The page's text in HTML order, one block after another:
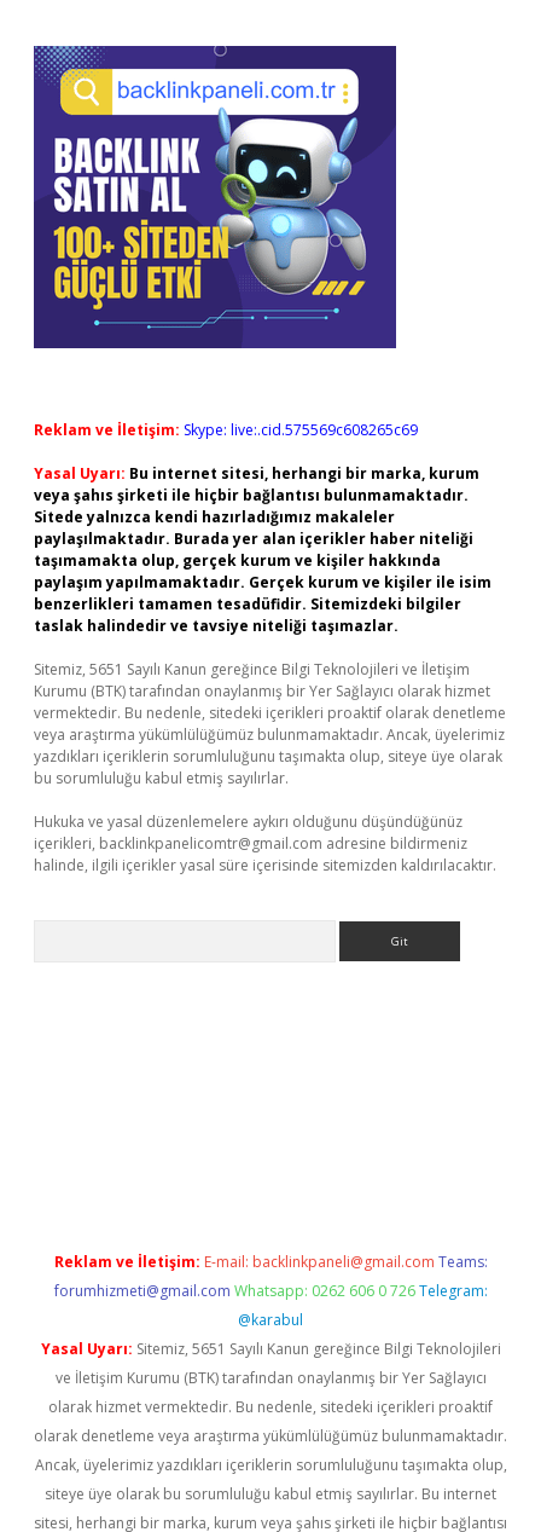
Reklam ve İletişim: Skype: live:.cid.575569c608265c69
Yasal Uyarı: Bu internet sitesi, herhangi bir marka, kurum
veya şahıs şirketi ile hiçbir bağlantısı bulunmamaktadır.
Sitede yalnızca kendi hazırladığımız makaleler
paylaşılmaktadır. Burada yer alan içerikler haber niteliği
taşımamakta olup, gerçek kurum ve kişiler hakkında
paylaşım yapılmamaktadır. Gerçek kurum ve kişiler ile isim
benzerlikleri tamamen tesadüfidir. Sitemizdeki bilgiler
taslak halindedir ve tavsiye niteliği taşımazlar.
Sitemiz, 5651 Sayılı Kanun gereğince Bilgi Teknolojileri ve İletişim
Kurumu (BTK) tarafından onaylanmış bir Yer Sağlayıcı olarak hizmet
vermektedir. Bu nedenle, sitedeki içerikleri proaktif olarak denetleme
veya araştırma yükümlülüğümüz bulunmamaktadır. Ancak, üyelerimiz
yazdıkları içeriklerin sorumluluğunu taşımakta olup, siteye üye olarak
bu sorumluluğu kabul etmiş sayılırlar.
Hukuka ve yasal düzenlemelere aykırı olduğunu düşündüğünüz
içerikleri, backlinkpanelicomtr@gmail.com adresine bildirmeniz
halinde, ilgili içerikler yasal süre içerisinde sitemizden kaldırılacaktır.
Reklam ve İletişim: E-mail: backlinkpaneli@gmail.com Teams:
forumhizmeti@gmail.com Whatsapp: 0262 606 0 726 Telegram:
@karabul
Yasal Uyarı: Sitemiz, 5651 Sayılı Kanun gereğince Bilgi Teknolojileri
ve İletişim Kurumu (BTK) tarafından onaylanmış bir Yer Sağlayıcı
olarak hizmet vermektedir. Bu nedenle, sitedeki içerikleri proaktif
olarak denetleme veya araştırma yükümlülüğümüz bulunmamaktadır.
Ancak, üyelerimiz yazdıkları içeriklerin sorumluluğunu taşımakta olup,
siteye üye olarak bu sorumluluğu kabul etmiş sayılırlar. Bu internet
sitesi, herhangi bir marka, kurum veya şahıs şirketi ile hiçbir bağlantısı